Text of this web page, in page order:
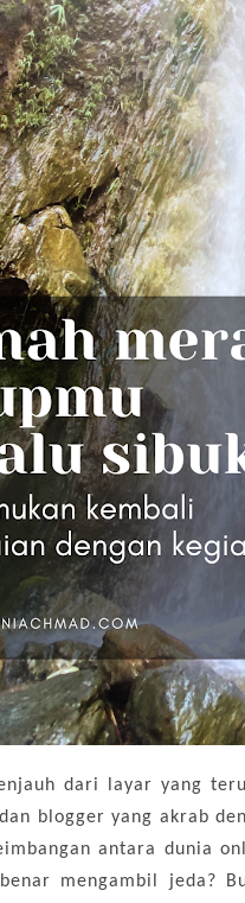
dari layar yang
blogger yang akrab
antara dunia
mengambil jeda?